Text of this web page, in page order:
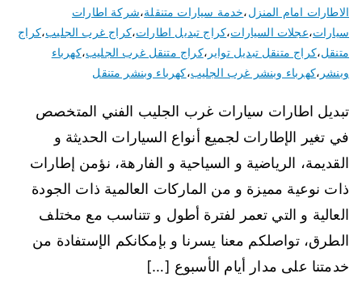
الاطارات امام المنزل،خدمة سيارات متنقلة،شركة اطارات
سيارات،عجلات السيارات،كراج تبديل اطارات،كراج غرب الجليب،كراج
متنقل،كراج متنقل تبديل تواير ،كراج متنقل غرب الجليب،كهرباء
وبنشر ،كهرباء وبنشر غرب الجليب،كهرباء وبنشر متنقل
تبديل اطارات سيارات غرب الجليب الفني المتخصص
في تغير الإطارات لجميع أنواع السيارات الحديثة و
القديمة، الرياضية و السياحية و الفارهة، نؤمن إطارات
ذات نوعية مميزة و من الماركات العالمية ذات الجودة
العالية و التي تعمر لفترة أطول و تتناسب مع مختلف
الطرق، تواصلكم معنا يسرنا و بإمكانكم الإستفادة من
خدمتنا على مدار أيام الأسبوع […]